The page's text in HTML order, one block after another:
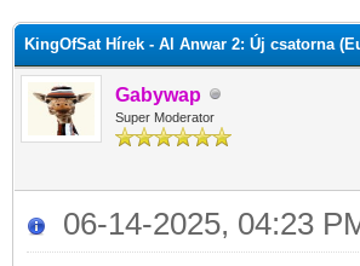
KingOfSat Hírek - Al Anwar 2: Új csatorna
Gabywap
Super Moderator
06-14-2025, 04:23